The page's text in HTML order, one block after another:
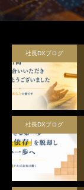
援し
社長DXブログ
社長DXブログ